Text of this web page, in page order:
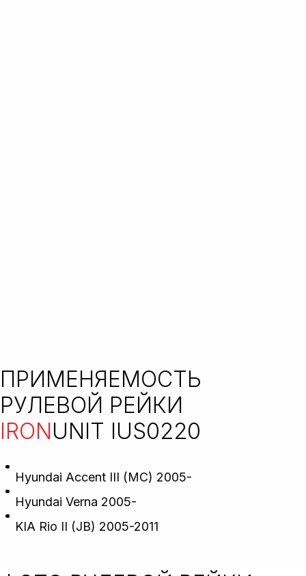
ПРИМЕНЯЕМОСТЬ
РУЛЕВОЙ РЕЙКИ
IRONUNIT IUS0220
Hyundai Accent III (MC) 2005-
Hyundai Verna 2005-
KIA Rio II (JB) 2005-2011